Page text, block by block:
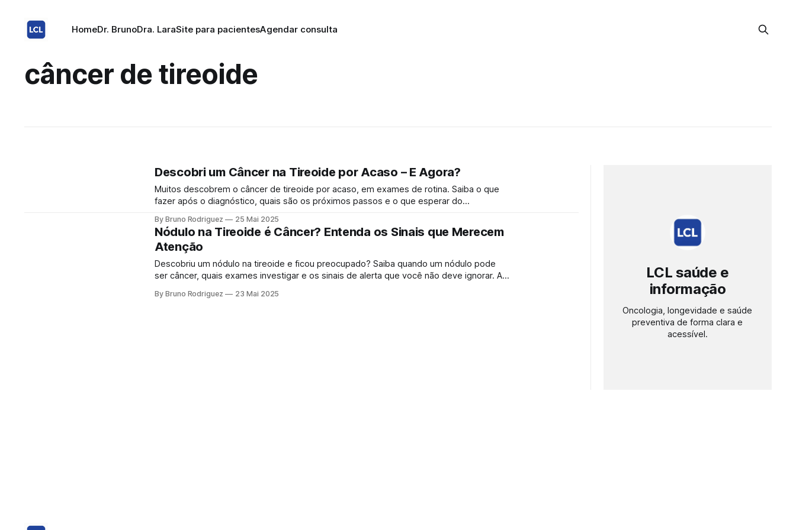
HomeDr. BrunoDra. LaraSite para pacientesAgendar consulta
câncer de tireoide
Descobri um Câncer na Tireoide por Acaso – E Agora?
Muitos descobrem o câncer de tireoide por acaso, em exames de rotina. Saiba o que
fazer após o diagnóstico, quais são os próximos passos e o que esperar do
e sair com a notícia de que há um
By Bruno Rodriguez 25 Mai 2025
Nódulo na Tireoide é Câncer? Entenda os Sinais que Merecem
Atenção
Descobriu um nódulo na tireoide e ficou preocupado? Saiba quando um nódulo pode
ser câncer, quais exames investigar e os sinais de alerta que você não deve ignorar. Ao
medo. Afinal, a palavra “nódulo” muitas vezes
By Bruno Rodriguez 23 Mai 2025
LCL saúde e
informação
Oncologia, longevidade e saúde
preventiva de forma clara e
acessível.